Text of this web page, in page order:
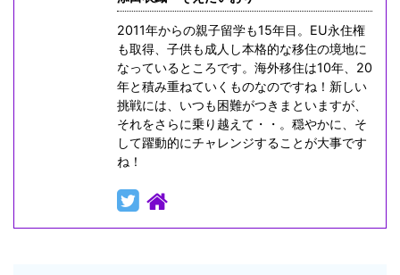
2011年からの親子留学も15年目。EU永住権
も取得、子供も成人し本格的な移住の境地に
なっているところです。海外移住は10年、20
年と積み重ねていくものなのですね！新しい
挑戦には、いつも困難がつきまといますが、
それをさらに乗り越えて・・。穏やかに、そ
して躍動的にチャレンジすることが大事です
ね！